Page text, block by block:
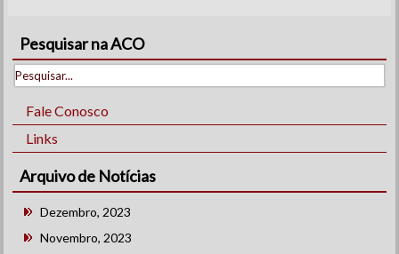
Pesquisar na ACO
Fale Conosco
Links
Arquivo de Notícias
Dezembro, 2023
Novembro, 2023